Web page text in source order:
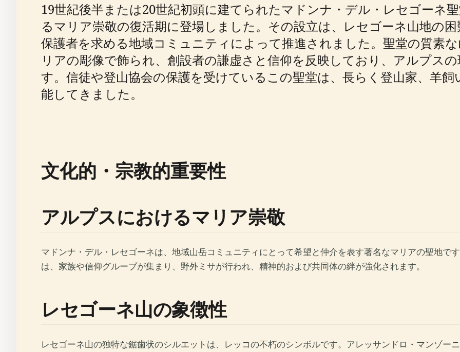
19世紀後半または20世紀初頭に建てられたマドンナ・デル・レセゴーネ
るマリア崇敬の復活期に登場しました。その設立は、レセゴーネ山地の
保護者を求める地域コミュニティによって推進されました。聖堂の質素
リアの彫像で飾られ、創設者の謙虚さと信仰を反映しており、アルプス
す。信徒や登山協会の保護を受けているこの聖堂は、長らく登山家、羊
能してきました。
文化的・宗教的重要性
アルプスにおけるマリア崇敬
マドンナ・デル・レセゴーネは、地域山岳コミュニティにとって希望と仲介を表す著名なマリアの聖地で
は、家族や信仰グループが集まり、野外ミサが行われ、精神的および共同体の絆が強化されます。
レセゴーネ山の象徴性
レセゴーネ山の独特な鋸歯状のシルエットは、レッコの不朽のシンボルです。アレッサンドロ・マンゾー